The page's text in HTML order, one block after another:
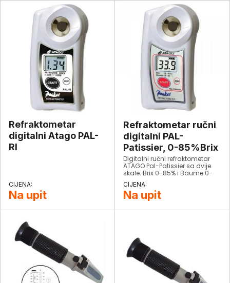
Refraktometar
digitalni Atago PAL-
RI
Na upit
Refraktometar ručni
digitalni PAL-
Patissier, 0-85%Brix
Digitalni ručni refraktometar
ATAGO Pal-Patissier sa dvije
skale. Brix 0-85% i Baume 0-
45°. Idealan za kontrolu
količine šećera prilikom
kuhanja. ATC – automatska
temperaturna kompenzacija u
području od 10-75°C
Na upit